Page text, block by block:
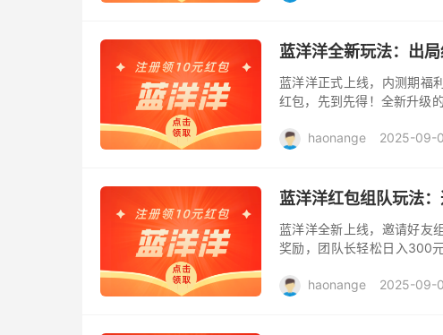
蓝洋洋全新玩法：出
蓝洋洋正式上线，内测期福
红包，先到先得！全新升级
备...
haonange 2025-09-
蓝洋洋红包组队玩法
蓝洋洋全新上线，邀请好友
奖励，团队长轻松日入300
haonange 2025-09-